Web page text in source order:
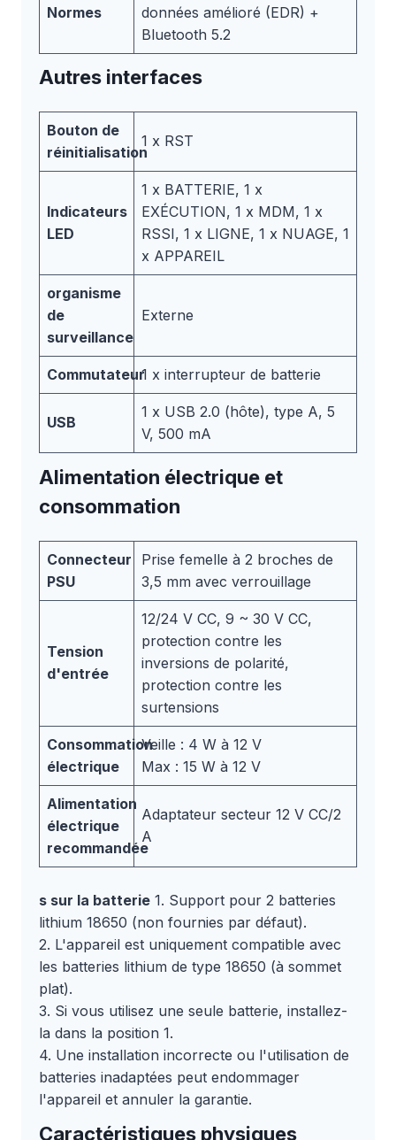
Normes
données amélioré (EDR) +
Bluetooth 5.2
Autres interfaces
Bouton de
réinitialisation
1 x RST
Indicateurs
LED
1 x BATTERIE, 1 x
EXÉCUTION, 1 x MDM, 1 x
RSSI, 1 x LIGNE, 1 x NUAGE, 1
x APPAREIL
organisme
de
surveillance
Externe
Commutateur1 x interrupteur de batterie
USB
1 x USB 2.0 (hôte), type A, 5
V, 500 mA
Alimentation électrique et
consommation
Connecteur
PSU
Prise femelle à 2 broches de
3,5 mm avec verrouillage
Tension
d'entrée
12/24 V CC, 9 ~ 30 V CC,
protection contre les
inversions de polarité,
protection contre les
surtensions
Consommation
électrique
Veille : 4 W à 12 V
Max : 15 W à 12 V
Alimentation
électrique
recommandée
Adaptateur secteur 12 V CC/2
A
s sur la batterie 1. Support pour 2 batteries
lithium 18650 (non fournies par défaut).
2. L'appareil est uniquement compatible avec
les batteries lithium de type 18650 (à sommet
plat).
3. Si vous utilisez une seule batterie, installez-
la dans la position 1.
4. Une installation incorrecte ou l'utilisation de
batteries inadaptées peut endommager
l'appareil et annuler la garantie.
Caractéristiques physiques